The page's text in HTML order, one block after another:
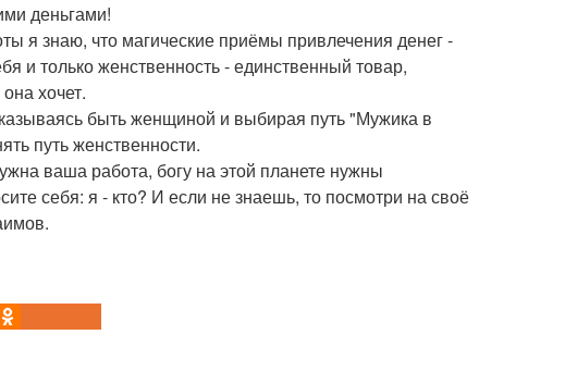
деньгами!
я знаю, что магические приёмы привлечения денег -
и только женственность - единственный товар,
хочет.
быть женщиной и выбирая путь "Мужика в
путь женственности.
ваша работа, богу на этой планете нужны
себя: я - кто? И если не знаешь, то посмотри на своё